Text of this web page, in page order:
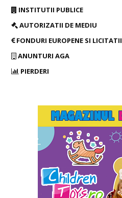
INSTITUTII PUBLICE
AUTORIZATII DE MEDIU
FONDURI EUROPENE SI LICITATII
ANUNTURI AGA
PIERDERI